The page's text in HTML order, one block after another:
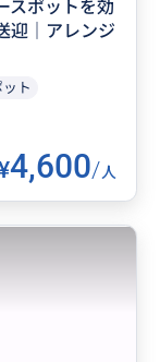
スポットを効
迎｜アレンジ
ト
4,600/人